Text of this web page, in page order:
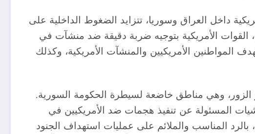
داخل العراق وسوريا، تتزايد الضغوط الداخلية على
تلك الضغوط، أمر الرئيس جو بايدن، في ٢٣ أغسطس الفائت، القوات الأمريكية بتوجيه ضربة دقيقة ضد منشآت في
المواطنين الأمريكيين والمنشآت الأمريكية، وكذلك
بمحافظة دير الزور، وهي مناطق خاضعة لسيطرة الحكومة السورية.
المسئولة عن تنفيذ هجمات ضد الأمريكيين في
الأمريكية الجنرال مايكل كوريلا، في ٢٥ أغسطس الفائت، بالرد المناسب والملائم على عمليات استهداف الجنود